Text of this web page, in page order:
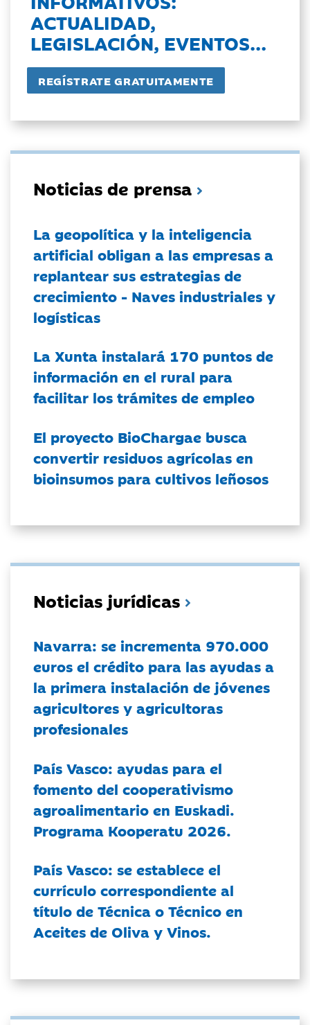
ACTUALIDAD,
LEGISLACIÓN, EVENTOS...
Noticias de prensa
La geopolítica y la inteligencia
artificial obligan a las empresas a
replantear sus estrategias de
crecimiento - Naves industriales y
logísticas
La Xunta instalará 170 puntos de
información en el rural para
facilitar los trámites de empleo
El proyecto BioChargae busca
convertir residuos agrícolas en
bioinsumos para cultivos leñosos
Noticias jurídicas
Navarra: se incrementa 970.000
euros el crédito para las ayudas a
la primera instalación de jóvenes
agricultores y agricultoras
profesionales
País Vasco: ayudas para el
fomento del cooperativismo
agroalimentario en Euskadi.
Programa Kooperatu 2026.
País Vasco: se establece el
currículo correspondiente al
título de Técnica o Técnico en
Aceites de Oliva y Vinos.